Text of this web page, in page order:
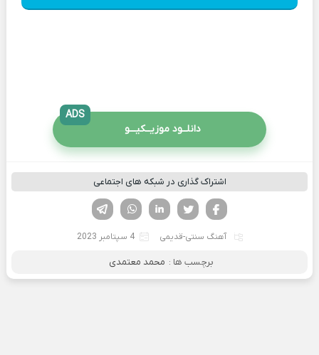
دانلــود موزیــکیـــو
ADS
اشتراک گذاری در شبکه های اجتماعی
لینکدین تویتر
فیسوک
آهنگ سنتی-قدیمی 4 سپتامبر 2023
برچسب ها : محمد معتمدی